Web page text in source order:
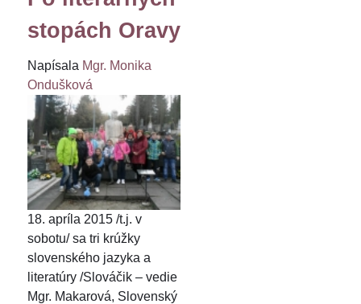
stopách Oravy
Napísala Mgr. Monika
Ondušková
18. apríla 2015 /t.j. v
sobotu/ sa tri krúžky
slovenského jazyka a
literatúry /Slováčik – vedie
Mgr. Makarová, Slovenský